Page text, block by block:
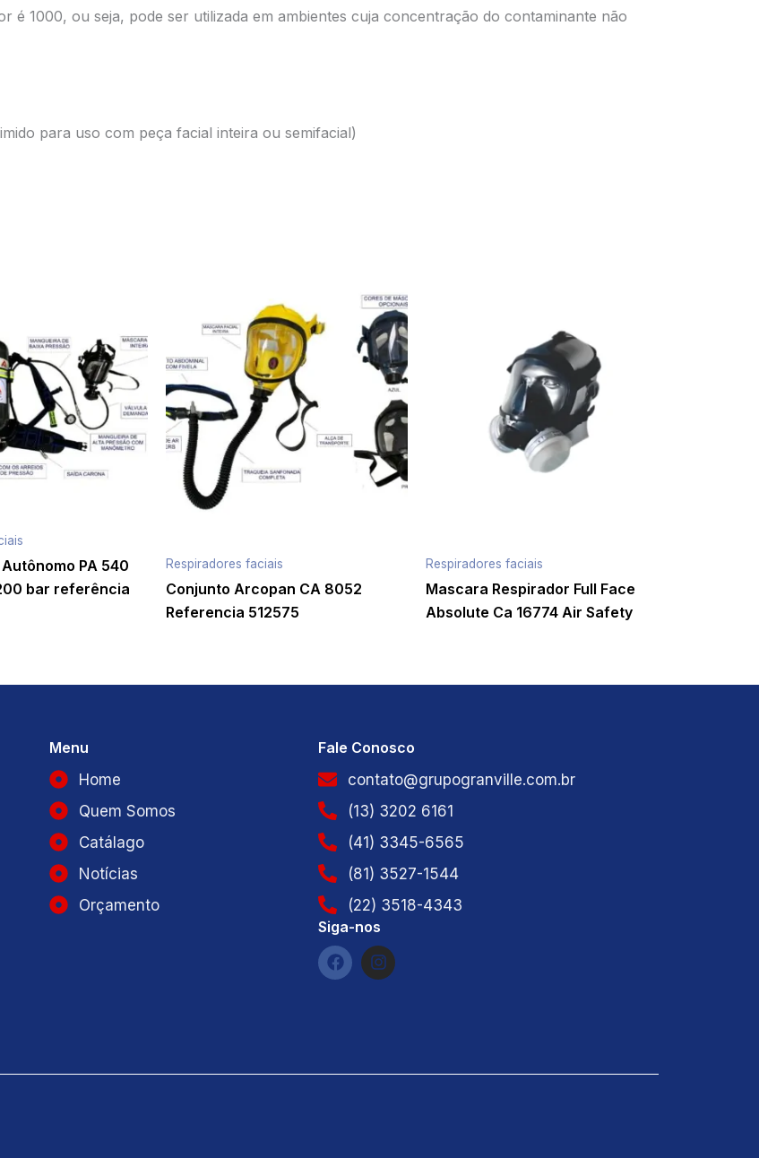
é 1000, ou seja, pode ser utilizada em ambientes cuja concentração do contaminante não
para uso com peça facial inteira ou semifacial)
PA 540
bar referência
Respiradores faciais
Conjunto Arcopan CA 8052
Referencia 512575
Respiradores faciais
Mascara Respirador Full Face
Absolute Ca 16774 Air Safety
Menu
Home
Quem Somos
Catálago
Notícias
Orçamento
Fale Conosco
contato@grupogranville.com.br
(13) 3202 6161
(41) 3345-6565
(81) 3527-1544
(22) 3518-4343
Siga-nos
F
a
k
I
n
a